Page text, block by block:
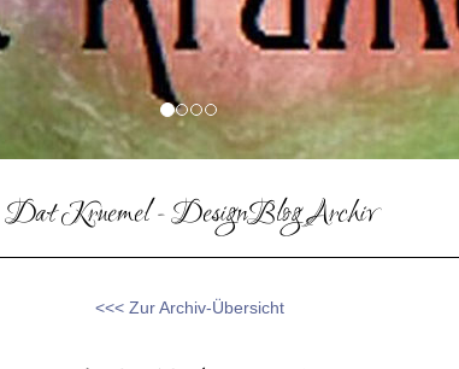
Dat Kruemel - DesignBlog Archiv
<<< Zur Archiv-Übersicht